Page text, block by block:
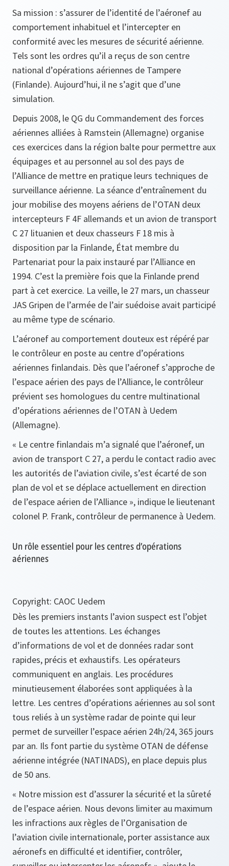
Sa mission : s’assurer de l’identité de l’aéronef au
comportement inhabituel et l’intercepter en
conformité avec les mesures de sécurité aérienne.
Tels sont les ordres qu’il a reçus de son centre
national d’opérations aériennes de Tampere
(Finlande). Aujourd’hui, il ne s’agit que d’une
simulation.
Depuis 2008, le QG du Commandement des forces
aériennes alliées à Ramstein (Allemagne) organise
ces exercices dans la région balte pour permettre aux
équipages et au personnel au sol des pays de
l’Alliance de mettre en pratique leurs techniques de
surveillance aérienne. La séance d’entraînement du
jour mobilise des moyens aériens de l’OTAN deux
intercepteurs F 4F allemands et un avion de transport
C 27 lituanien et deux chasseurs F 18 mis à
disposition par la Finlande, État membre du
Partenariat pour la paix instauré par l’Alliance en
1994. C’est la première fois que la Finlande prend
part à cet exercice. La veille, le 27 mars, un chasseur
JAS Gripen de l’armée de l’air suédoise avait participé
au même type de scénario.
L’aéronef au comportement douteux est répéré par
le contrôleur en poste au centre d’opérations
aériennes finlandais. Dès que l’aéronef s’approche de
l’espace aérien des pays de l’Alliance, le contrôleur
prévient ses homologues du centre multinational
d’opérations aériennes de l’OTAN à Uedem
(Allemagne).
« Le centre finlandais m’a signalé que l’aéronef, un
avion de transport C 27, a perdu le contact radio avec
les autorités de l’aviation civile, s’est écarté de son
plan de vol et se déplace actuellement en direction
de l’espace aérien de l’Alliance », indique le lieutenant
colonel P. Frank, contrôleur de permanence à Uedem.
Un rôle essentiel pour les centres d’opérations
aériennes
Copyright: CAOC Uedem
Dès les premiers instants l’avion suspect est l’objet
de toutes les attentions. Les échanges
d’informations de vol et de données radar sont
rapides, précis et exhaustifs. Les opérateurs
communiquent en anglais. Les procédures
minutieusement élaborées sont appliquées à la
lettre. Les centres d’opérations aériennes au sol sont
tous reliés à un système radar de pointe qui leur
permet de surveiller l’espace aérien 24h/24, 365 jours
par an. Ils font partie du système OTAN de défense
aérienne intégrée (NATINADS), en place depuis plus
de 50 ans.
« Notre mission est d’assurer la sécurité et la sûreté
de l’espace aérien. Nous devons limiter au maximum
les infractions aux règles de l’Organisation de
l’aviation civile internationale, porter assistance aux
aéronefs en difficulté et identifier, contrôler,